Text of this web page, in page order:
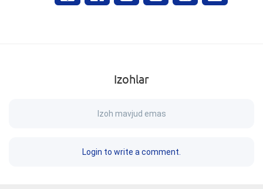
Izohlar
Izoh mavjud emas
Login to write a comment.